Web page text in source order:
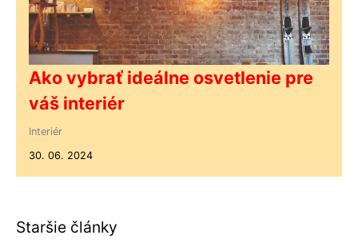
Ako vybrať ideálne osvetlenie pre
váš interiér
Interiér
30. 06. 2024
Staršie články